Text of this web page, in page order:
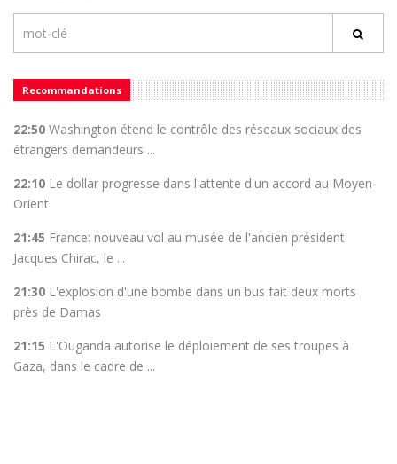
Recommandations
22:50 Washington étend le contrôle des réseaux sociaux des
étrangers demandeurs ...
22:10 Le dollar progresse dans l'attente d'un accord au Moyen-
Orient
21:45 France: nouveau vol au musée de l'ancien président
Jacques Chirac, le ...
21:30 L'explosion d'une bombe dans un bus fait deux morts
près de Damas
21:15 L'Ouganda autorise le déploiement de ses troupes à
Gaza, dans le cadre de ...